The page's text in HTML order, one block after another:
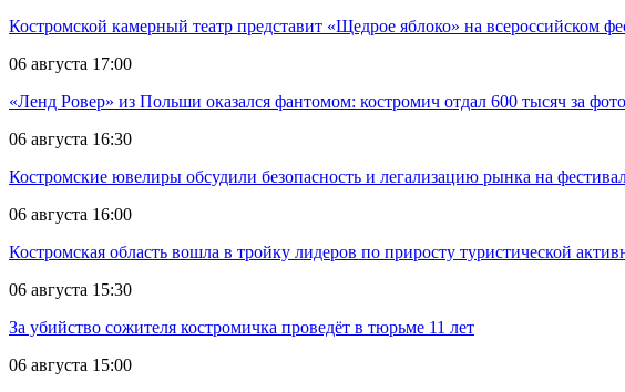
Костромской камерный театр представит «Щедрое яблоко» на всероссийском
06 августа 17:00
«Ленд Ровер» из Польши оказался фантомом: костромич отдал 600 тысяч за
06 августа 16:30
Костромские ювелиры обсудили безопасность и легализацию рынка на
06 августа 16:00
Костромская область вошла в тройку лидеров по приросту туристической
06 августа 15:30
За убийство сожителя костромичка проведёт в тюрьме 11 лет
06 августа 15:00